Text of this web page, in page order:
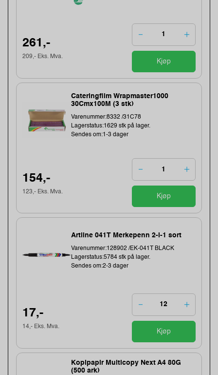
261,-
209,- Eks. Mva.
Kjøp
Cateringfilm Wrapmaster1000
30Cmx100M (3 stk)
Varenummer:8332 /31C78
Lagerstatus:1629 stk på lager.
Sendes om:1-3 dager
154,-
123,- Eks. Mva.
Kjøp
Artline 041T Merkepenn 2-i-1 sort
Varenummer:128902 /EK-041T BLACK
Lagerstatus:5784 stk på lager.
Sendes om:2-3 dager
17,-
14,- Eks. Mva.
Kjøp
Kopipapir Multicopy Next A4 80G
(500 ark)